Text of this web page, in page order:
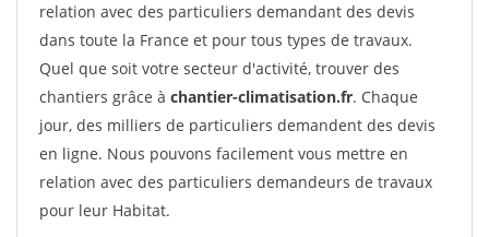
relation avec des particuliers demandant des devis
dans toute la France et pour tous types de travaux.
Quel que soit votre secteur d'activité, trouver des
chantiers grâce à chantier-climatisation.fr. Chaque
jour, des milliers de particuliers demandent des devis
en ligne. Nous pouvons facilement vous mettre en
relation avec des particuliers demandeurs de travaux
pour leur Habitat.